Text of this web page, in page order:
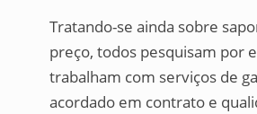
Tratando-se ainda sobre
preço, todos pesquisam por
trabalham com serviços de
acordado em contrato e